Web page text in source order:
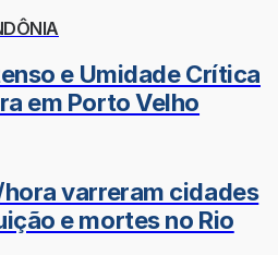
e Umidade Crítica
em Porto Velho
varreram cidades
e mortes no Rio